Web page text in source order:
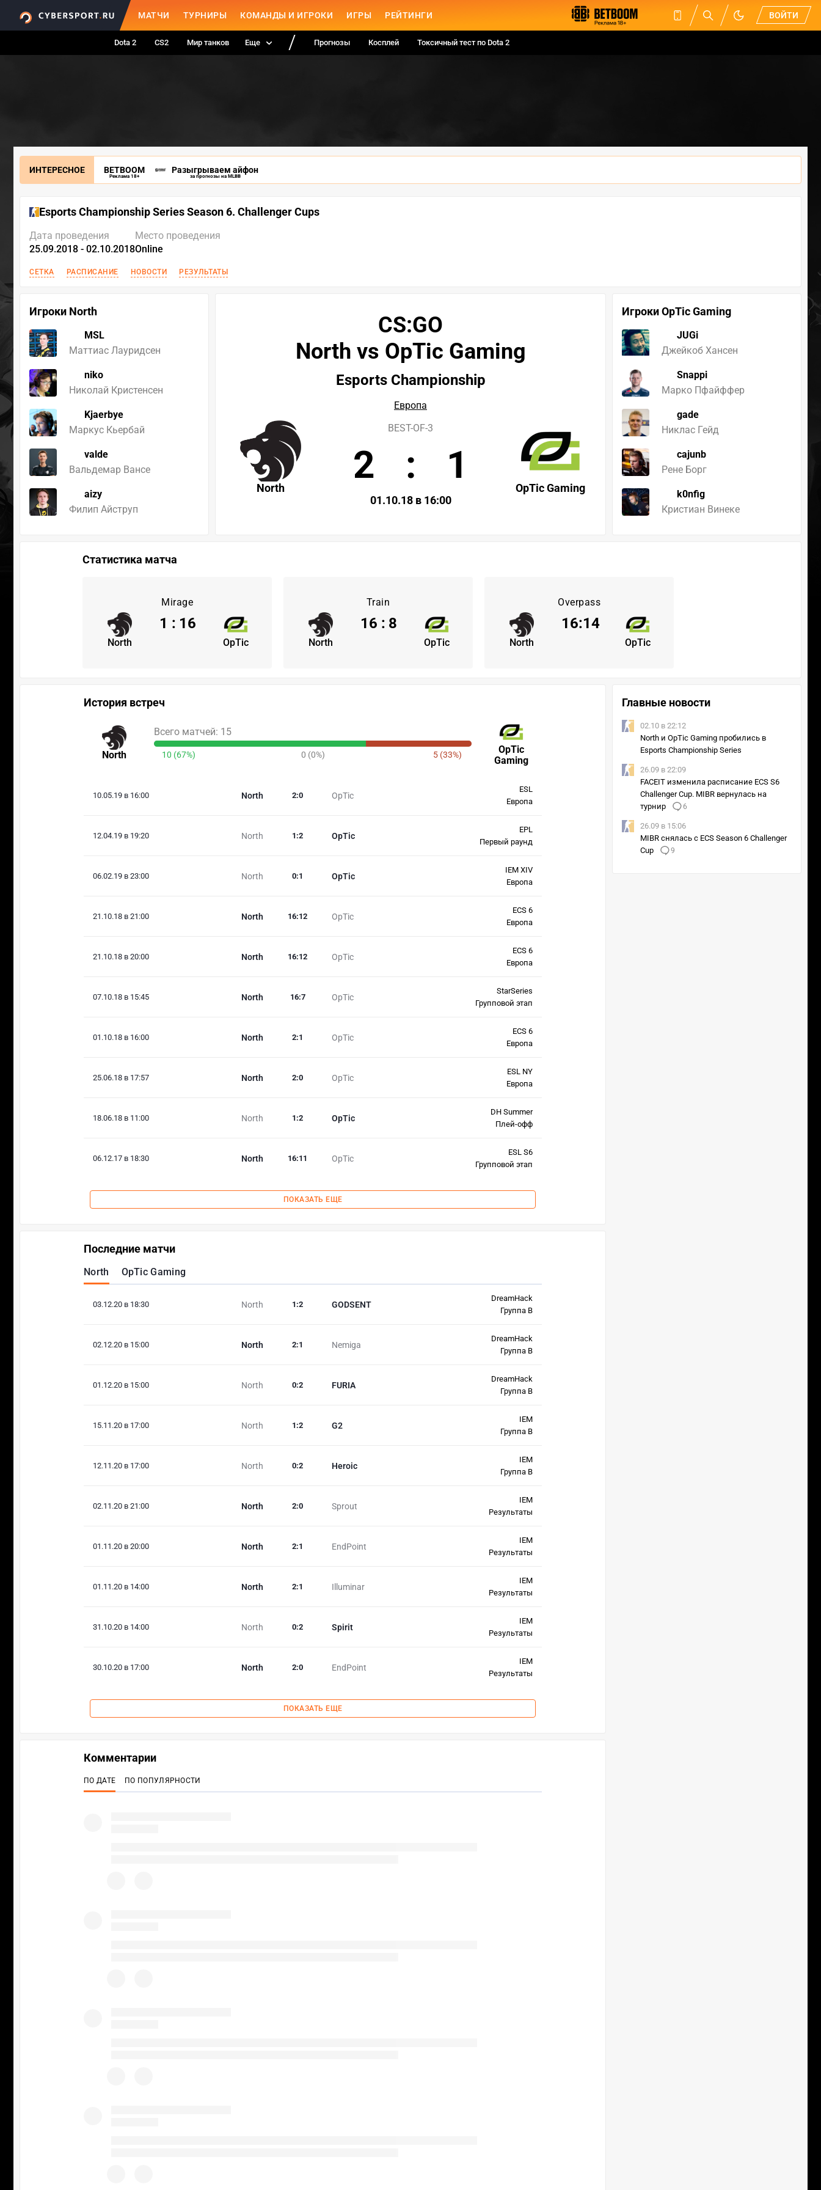
МАТЧИ ТУРНИРЫ КОМАНДЫ И ИГРОКИ ИГРЫ РЕЙТИНГИ ВОЙТИ
Dota 2 CS2 Мир танков Еще Прогнозы Косплей Токсичный тест по Dota 2
ИНТЕРЕСНОЕ BETBOOM
Реклама 18+
Разыгрываем айфон
за прогнозы на MLBB
Esports Championship Series Season 6. Challenger Cups
Дата проведения
25.09.2018 - 02.10.2018
Место проведения
Online
СЕТКА РАСПИСАНИЕ НОВОСТИ РЕЗУЛЬТАТЫ
Игроки North
MSL
Маттиас Лауридсен
niko
Николай Кристенсен
Kjaerbye
Маркус Кьербай
valde
Вальдемар Вансе
aizy
Филип Айструп
Игроки OpTic Gaming
JUGi
Джейкоб Хансен
Snappi
Марко Пфайффер
gade
Никлас Гейд
cajunb
Рене Борг
k0nfig
Кристиан Винеке
CS:GO
North vs OpTic Gaming
Esports Championship
Европа
North OpTic Gaming
BEST-OF-3
2 : 1
01.10.18 в 16:00
Статистика матча
Mirage
North OpTic
1 : 16
Train
North OpTic
16 : 8
Overpass
North OpTic
16:14
История встреч
North
OpTic
Gaming
Всего матчей: 15
10 (67%) 0 (0%) 5 (33%)
10.05.19 в 16:00 North OpTic
2:0
ESL
Европа
12.04.19 в 19:20 North OpTic
1 :2
EPL
Первый раунд
06.02.19 в 23:00 North OpTic
0:1
IEM XIV
Европа
21.10.18 в 21:00 North OpTic
16:12
ECS 6
Европа
21.10.18 в 20:00 North OpTic
16:12
ECS 6
Европа
07.10.18 в 15:45 North OpTic
16:7
StarSeries
Групповой этап
01.10.18 в 16:00 North OpTic
2:1
ECS 6
Европа
25.06.18 в 17:57 North OpTic
2:0
ESL NY
Европа
18.06.18 в 11:00 North OpTic
1 :2
DH Summer
Плей-офф
06.12.17 в 18:30 North OpTic
16:11
ESL S6
Групповой этап
ПОКАЗАТЬ ЕЩЕ
Последние матчи
North OpTic Gaming
03.12.20 в 18:30 North GODSENT
1 :2
DreamHack
Группа B
02.12.20 в 15:00 North Nemiga
2:1
DreamHack
Группа B
01.12.20 в 15:00 North FURIA
0:2
DreamHack
Группа B
15.11.20 в 17:00 North G2
1 :2
IEM
Группа B
12.11.20 в 17:00 North Heroic
0:2
IEM
Группа B
02.11.20 в 21:00 North Sprout
2:0
IEM
Результаты
01.11.20 в 20:00 North EndPoint
2:1
IEM
Результаты
01.11.20 в 14:00 North Illuminar
2:1
IEM
Результаты
31.10.20 в 14:00 North Spirit
0:2
IEM
Результаты
30.10.20 в 17:00 North EndPoint
2:0
IEM
Результаты
ПОКАЗАТЬ ЕЩЕ
Главные новости
02.10 в 22:12
North и OpTic Gaming пробились в
Esports Championship Series
26.09 в 22:09
FACEIT изменила расписание ECS S6
Challenger Cup. MIBR вернулась на
турнир
6
26.09 в 15:06
MIBR снялась с ECS Season 6 Challenger
Cup
9
Комментарии
ПО ДАТЕ ПО ПОПУЛЯРНОСТИ